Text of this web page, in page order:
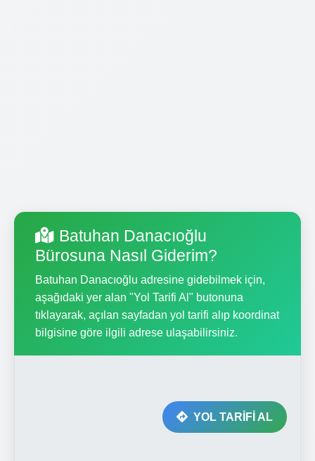
Batuhan Danacıoğlu
Bürosuna Nasıl Giderim?
Batuhan Danacıoğlu adresine gidebilmek için,
aşağıdaki yer alan "Yol Tarifi Al" butonuna
tıklayarak, açılan sayfadan yol tarifi alıp koordinat
bilgisine göre ilgili adrese ulaşabilirsiniz.
YOL TARİFİ AL